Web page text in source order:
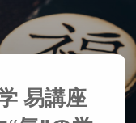
座 方位と
易講座